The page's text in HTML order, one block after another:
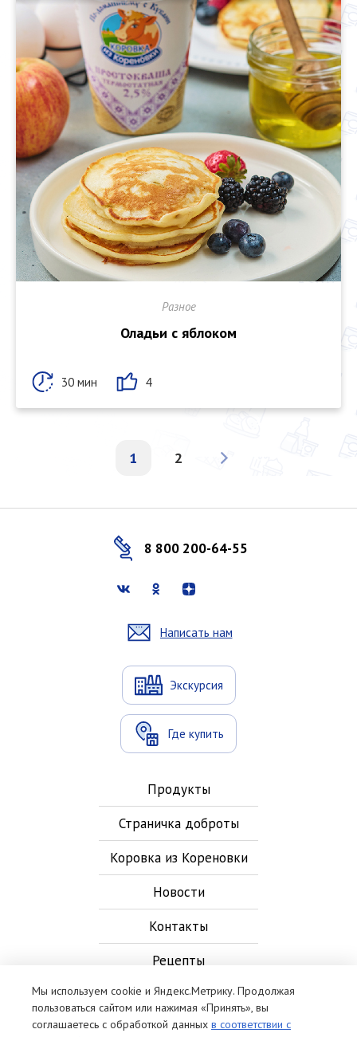
Разное
Оладьи с яблоком
30 мин 4
1 2
8 800 200-64-55
Написать нам
Экскурсия
Где купить
Продукты
Страничка доброты
Коровка из Кореновки
Новости
Контакты
Рецепты
Мы используем cookie и Яндекс.Метрику. Продолжая
пользоваться сайтом или нажимая «Принять», вы
соглашаетесь с обработкой данных в соответствии с